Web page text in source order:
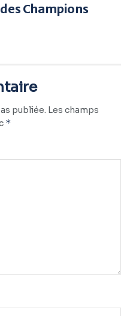
Champions
publiée. Les champs
*